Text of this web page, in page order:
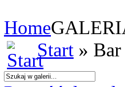
Home
Start »